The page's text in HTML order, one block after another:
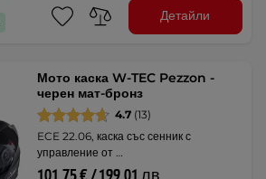
Детайли
Мото каска W-TEC Pezzon -
черен мат-бронз
4.7 (13)
ECE 22.06, каска със сенник с
управление от …